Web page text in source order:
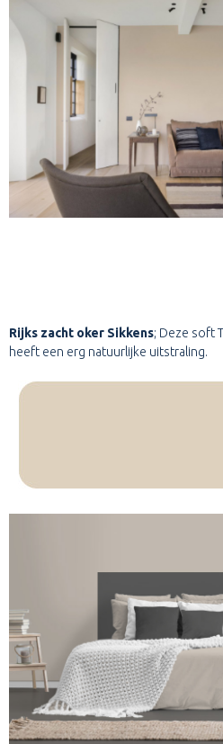
Rijks zacht oker Sikkens; Deze soft
heeft een erg natuurlijke uitstraling.